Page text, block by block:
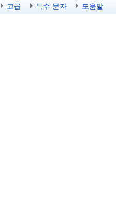
고급 특수 문자 도움말